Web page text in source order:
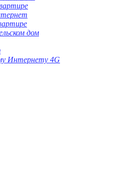
дом
Интернету 4G